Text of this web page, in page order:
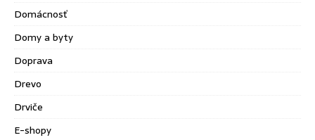
Domácnosť
Domy a byty
Doprava
Drevo
Drviče
E-shopy